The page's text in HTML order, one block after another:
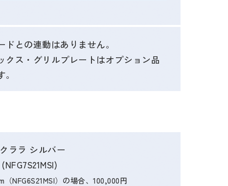
ドとの連動はありません。
クス・グリルプレートはオプション品
ララ シルバー
（NFG6S21MSI）の場合、100,000円